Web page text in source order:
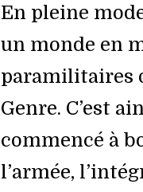
En pleine
un monde en
paramilitaires
Genre. C’est
commencé à
l’armée,